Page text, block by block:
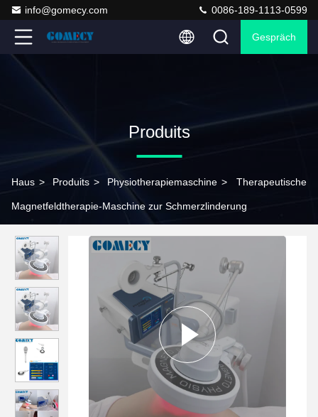
info@gomecy.com 0086-189-1113-0599
Gespräch
Produits
Haus > Produits > Physiotherapiemaschine > Therapeutische
Magnetfeldtherapie-Maschine zur Schmerzlinderung